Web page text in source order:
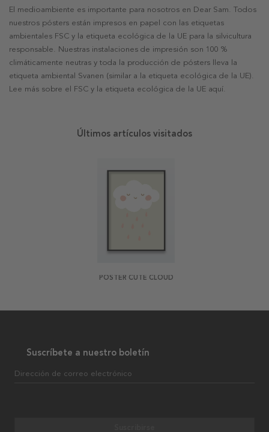
El medioambiente es importante para nosotros en Dear Sam. Todos
nuestros pósters están impresos en papel con las etiquetas
ambientales FSC y la etiqueta ecológica de la UE para la silvicultura
responsable. Nuestras instalaciones de impresión son 100 %
climáticamente neutras y toda la producción de pósters lleva la
etiqueta ambiental Svanen (similar a la etiqueta ecológica de la UE).
Lee más sobre el FSC y la etiqueta ecológica de la UE aquí.
Últimos artículos visitados
POSTER CUTE CLOUD
Suscríbete a nuestro boletín
Dirección de correo electrónico